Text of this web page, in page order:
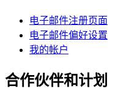
电子邮件注册页面
电子邮件偏好设置
我的帐户
合作伙伴和计划